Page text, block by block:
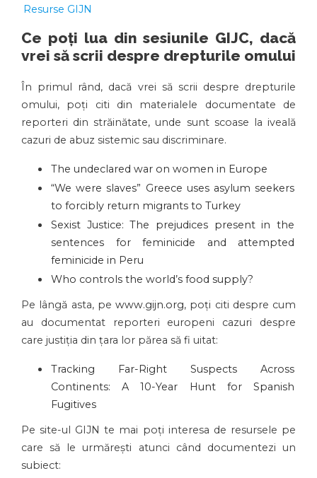
Resurse GIJN
Ce poți lua din sesiunile GIJC, dacă
vrei să scrii despre drepturile omului
În primul rând, dacă vrei să scrii despre drepturile
omului, poți citi din materialele documentate de
reporteri din străinătate, unde sunt scoase la iveală
cazuri de abuz sistemic sau discriminare.
The undeclared war on women in Europe
“We were slaves” Greece uses asylum seekers
to forcibly return migrants to Turkey
Sexist Justice: The prejudices present in the
sentences for feminicide and attempted
feminicide in Peru
Who controls the world’s food supply?
Pe lângă asta, pe www.gijn.org, poți citi despre cum
au documentat reporteri europeni cazuri despre
care justiția din țara lor părea să fi uitat:
Tracking Far-Right Suspects Across
Continents: A 10-Year Hunt for Spanish
Fugitives
Pe site-ul GIJN te mai poți interesa de resursele pe
care să le urmărești atunci când documentezi un
subiect: